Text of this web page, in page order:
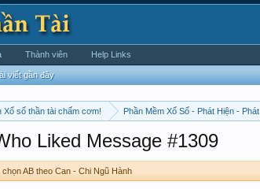
Xổ số thần tài chấm cơm! Phần Mềm Xổ Số - Phát Hiện -
Liked Message #1309
AB theo Can - Chi Ngũ Hành
viết gần đây
Thành viên Help Links